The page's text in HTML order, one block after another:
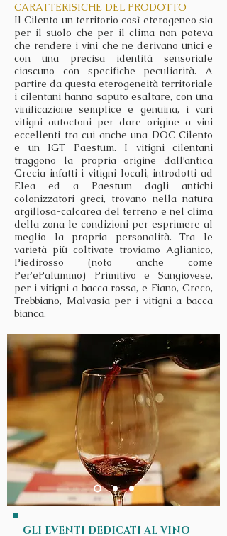
CARATTERISICHE DEL PRODOTTO
Il Cilento un territorio così eterogeneo sia
per il suolo che per il clima non poteva
che rendere i vini che ne derivano unici e
con una precisa identità sensoriale
ciascuno con specifiche peculiarità. A
partire da questa eterogeneità territoriale
i cilentani hanno saputo esaltare, con una
vinificazione semplice e genuina, i vari
vitigni autoctoni per dare origine a vini
eccellenti tra cui anche una DOC Cilento
e un IGT Paestum. I vitigni cilentani
traggono la propria origine dall’antica
Grecia infatti i vitigni locali, introdotti ad
Elea ed a Paestum dagli antichi
colonizzatori greci, trovano nella natura
argillosa-calcarea del terreno e nel clima
della zona le condizioni per esprimere al
meglio la propria personalità. Tra le
varietà più coltivate troviamo Aglianico,
Piedirosso (noto anche come
Per'ePalummo) Primitivo e Sangiovese,
per i vitigni a bacca rossa, e Fiano, Greco,
Trebbiano, Malvasia per i vitigni a bacca
bianca.
GLI EVENTI DEDICATI AL VINO